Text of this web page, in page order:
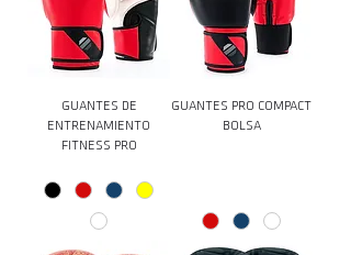
GUANTES DE
ENTRENAMIENTO
FITNESS PRO
GUANTES PRO COMPACT
BOLSA